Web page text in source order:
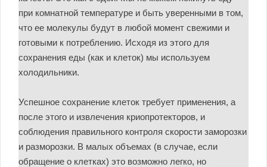
при комнатной температуре и быть уверенными в том,
что ее молекулы будут в любой момент свежими и
готовыми к потреблению. Исходя из этого для
сохранения еды (как и клеток) мы используем
холодильники.
Успешное сохранение клеток требует применения, а
после этого и извлечения криопротекторов, и
соблюдения правильного контроля скорости заморозки
и разморозки. В малых объемах (в случае, если
обращение о клетках) это возможно легко, но